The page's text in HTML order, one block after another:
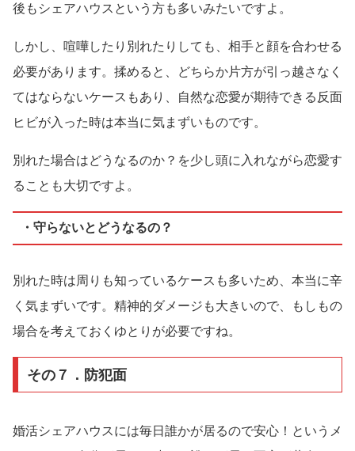
後もシェアハウスという方も多いみたいですよ。
しかし、喧嘩したり別れたりしても、相手と顔を合わせる
必要があります。揉めると、どちらか片方が引っ越さなく
てはならないケースもあり、自然な恋愛が期待できる反面
ヒビが入った時は本当に気まずいものです。
別れた場合はどうなるのか？を少し頭に入れながら恋愛す
ることも大切ですよ。
・守らないとどうなるの？
別れた時は周りも知っているケースも多いため、本当に辛
く気まずいです。精神的ダメージも大きいので、もしもの
場合を考えておくゆとりが必要ですね。
その７．防犯面
婚活シェアハウスには毎日誰かが居るので安心！というメ